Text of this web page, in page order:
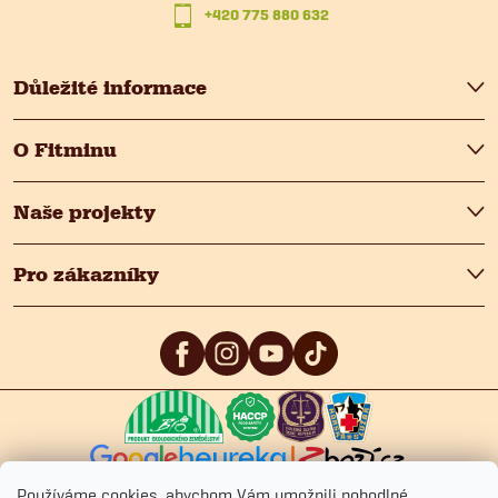
Důležité informace
O Fitminu
Naše projekty
Pro zákazníky
+420 775 880 632
5 4.9 /5 4.9